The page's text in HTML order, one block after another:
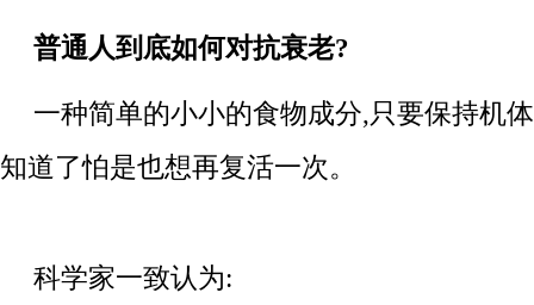
普通人到底如何对抗衰老?
一种简单的小小的食物成分,只要保持机
知道了怕是也想再复活一次。
科学家一致认为: